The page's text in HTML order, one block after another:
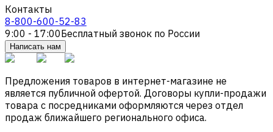
Контакты
8-800-600-52-83
9:00 - 17:00Бесплатный звонок по России
Написать нам
Предложения товаров в интернет-магазине не
является публичной офертой. Договоры купли-продажи
товара с посредниками оформляются через отдел
продаж ближайшего регионального офиса.